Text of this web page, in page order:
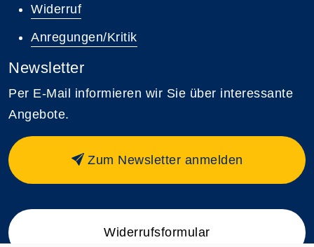
Widerruf
Anregungen/Kritik
Newsletter
Per E-Mail informieren wir Sie über interessante
Angebote.
Zum Newsletter anmelden
Widerrufsformular